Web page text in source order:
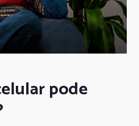
pode